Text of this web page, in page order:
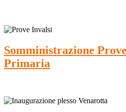
Somministrazione
Primaria